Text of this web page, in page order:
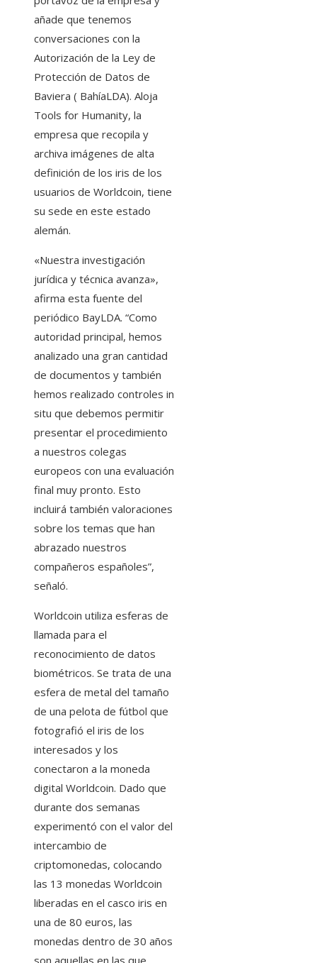
añade que tenemos
conversaciones con la
Autorización de la Ley de
Protección de Datos de
Baviera ( BahíaLDA). Aloja
Tools for Humanity, la
empresa que recopila y
archiva imágenes de alta
definición de los iris de los
usuarios de Worldcoin, tiene
su sede en este estado
alemán.
«Nuestra investigación
jurídica y técnica avanza»,
afirma esta fuente del
periódico BayLDA. “Como
autoridad principal, hemos
analizado una gran cantidad
de documentos y también
hemos realizado controles in
situ que debemos permitir
presentar el procedimiento
a nuestros colegas
europeos con una evaluación
final muy pronto. Esto
incluirá también valoraciones
sobre los temas que han
abrazado nuestros
compañeros españoles”,
señaló.
Worldcoin utiliza esferas de
llamada para el
reconocimiento de datos
biométricos. Se trata de una
esfera de metal del tamaño
de una pelota de fútbol que
fotografió el iris de los
interesados ​​y los
conectaron a la moneda
digital Worldcoin. Dado que
durante dos semanas
experimentó con el valor del
intercambio de
criptomonedas, colocando
las 13 monedas Worldcoin
liberadas en el casco iris en
una de 80 euros, las
monedas dentro de 30 años